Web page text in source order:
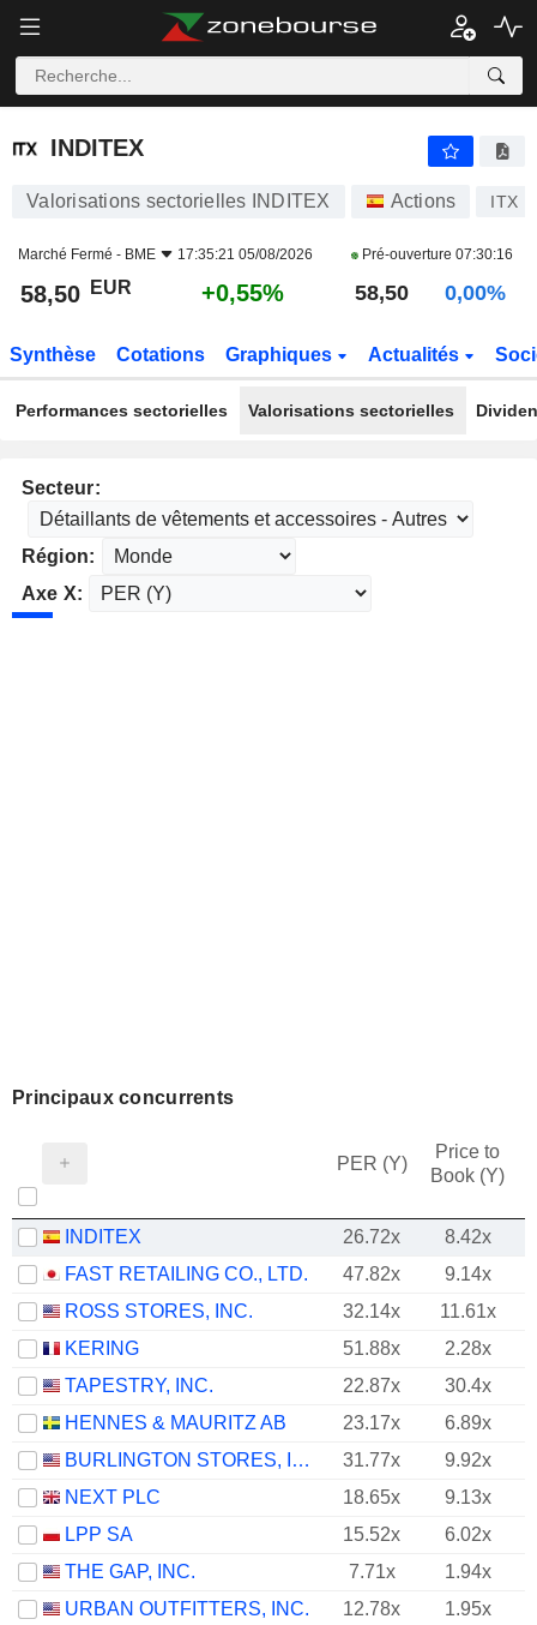
INDITEX
INDITEX
Valorisations sectorielles INDITEX Actions ITX
Marché Fermé - BME 17:35:21 05/08/2026 Pré-ouverture 07:30:16
58,50 EUR +0,55% 58,50 0,00%
Synthèse Cotations Graphiques Actualités
Performances sectorielles Valorisations sectorielles
Secteur:
Région:
Axe X:
Principaux concurrents
PER (Y)
Price to
Book (Y)
INDITEX 26.72x
8.42x
FAST RETAILING CO., LTD.
47.82x
9.14x
ROSS STORES, INC.
32.14x
11.61x
KERING
51.88x
2.28x
TAPESTRY, INC.
22.87x
30.4x
HENNES & MAURITZ AB
23.17x
6.89x
BURLINGTON STORES, INC.
31.77x
9.92x
NEXT PLC
18.65x
9.13x
LPP SA
15.52x
6.02x
THE GAP, INC.
7.71x
1.94x
URBAN OUTFITTERS, INC.
12.78x
1.95x